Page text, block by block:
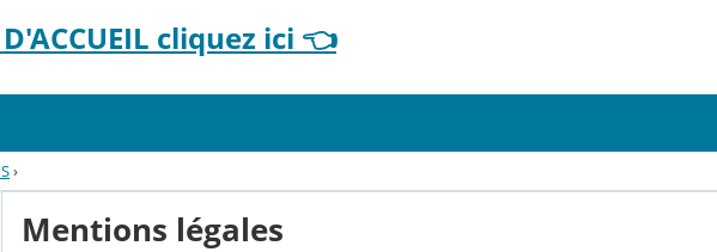
cliquez ici 👈
›
Mentions légales